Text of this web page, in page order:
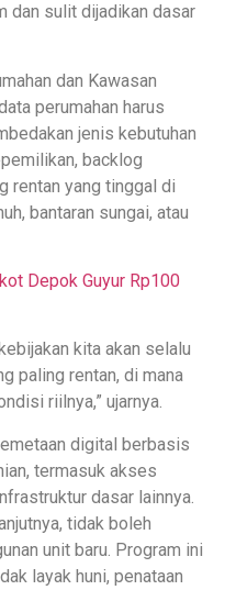
dan sulit dijadikan dasar
dan Kawasan
perumahan harus
jenis kebutuhan
backlog
rentan yang tinggal di
bantaran sungai, atau
Depok Guyur Rp100
kita akan selalu
paling rentan, di mana
riilnya,” ujarnya.
digital berbasis
termasuk akses
dasar lainnya.
tidak boleh
unit baru. Program ini
layak huni, penataan